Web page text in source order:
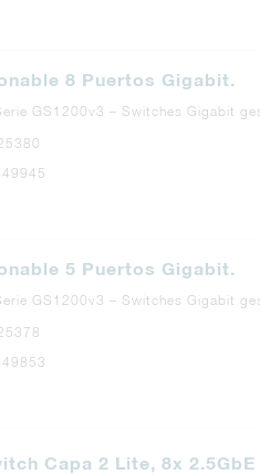
8 Puertos Gigabit.
GS1200v3 – Switches Gigabit
5 Puertos Gigabit.
GS1200v3 – Switches Gigabit
Capa 2 Lite, 8x